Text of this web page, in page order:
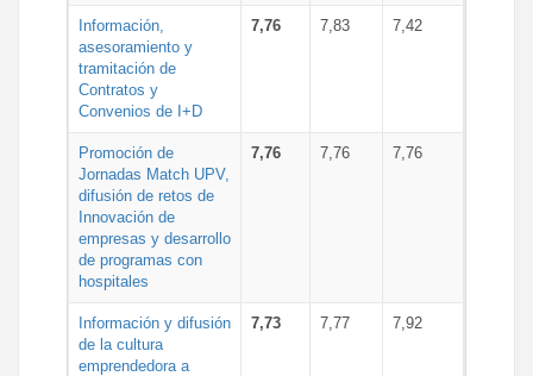
Información,
asesoramiento y
tramitación de
Contratos y
Convenios de I+D
7,76 7,83 7,42
Promoción de
Jornadas Match UPV,
difusión de retos de
Innovación de
empresas y desarrollo
de programas con
hospitales
7,76 7,76 7,76
Información y difusión
de la cultura
emprendedora a
7,73 7,77 7,92